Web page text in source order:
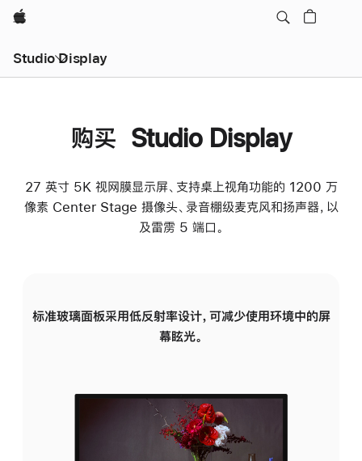
Apple
Studio Display
购买 Studio Display
27 英寸 5K 视网膜显示屏、支持桌上视角功能的 1200 万
像素 Center Stage 摄像头、录音棚级麦克风和扬声器，以
及雷雳 5 端口。
标准玻璃面板采用低反射率设计，可减少使用环境中的屏
幕眩光。